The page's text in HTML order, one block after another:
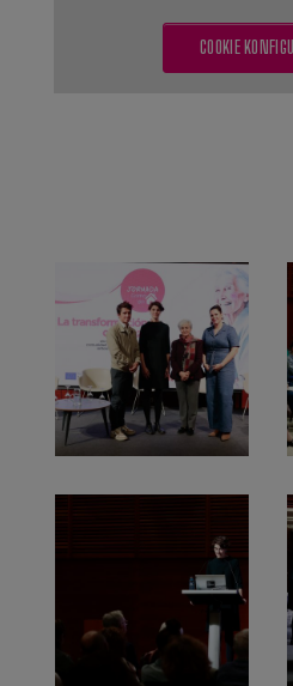
COOKIE